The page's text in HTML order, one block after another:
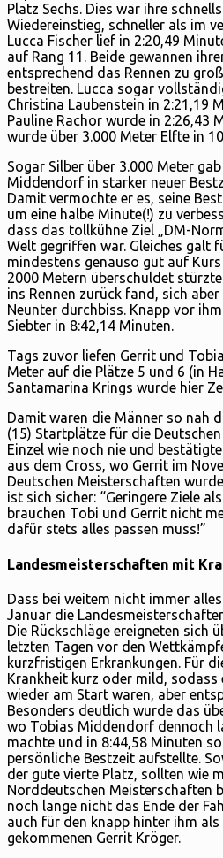
Platz Sechs. Dies war ihre
Wiedereinstieg, schneller als im
Lucca Fischer lief in 2:20,49
auf Rang 11. Beide gewannen
entsprechend das Rennen zu
bestreiten. Lucca sogar
Christina Laubenstein in 2:21,19
Pauline Rachor wurde in 2:26,43
wurde über 3.000 Meter Elfte in
Sogar Silber über 3.000 Meter
Middendorf in starker neuer
Damit vermochte er es, seine
um eine halbe Minute(!) zu
dass das tollkühne Ziel „DM-
Welt gegriffen war. Gleiches galt
mindestens genauso gut auf
2000 Metern überschuldet
ins Rennen zurück fand, sich
Neunter durchbiss. Knapp vor
Siebter in 8:42,14 Minuten.
Tags zuvor liefen Gerrit und
Meter auf die Plätze 5 und 6 (in
Santamarina Krings wurde hier
Damit waren die Männer so nah
(15) Startplätze für die
Einzel wie noch nie und
aus dem Cross, wo Gerrit im
Deutschen Meisterschaften
ist sich sicher: “Geringere Ziele
brauchen Tobi und Gerrit nicht
dafür stets alles passen muss!”
Landesmeisterschaften mit
Dass bei weitem nicht immer
Januar die
Die Rückschläge ereigneten sich
letzten Tagen vor den
kurzfristigen Erkrankungen. Für
Krankheit kurz oder mild, sodass
wieder am Start waren, aber
Besonders deutlich wurde das
wo Tobias Middendorf dennoch
machte und in 8:44,58 Minuten
persönliche Bestzeit aufstellte.
der gute vierte Platz, sollten wie
Norddeutschen Meisterschaften
noch lange nicht das Ende der
auch für den knapp hinter ihm
gekommenen Gerrit Kröger.